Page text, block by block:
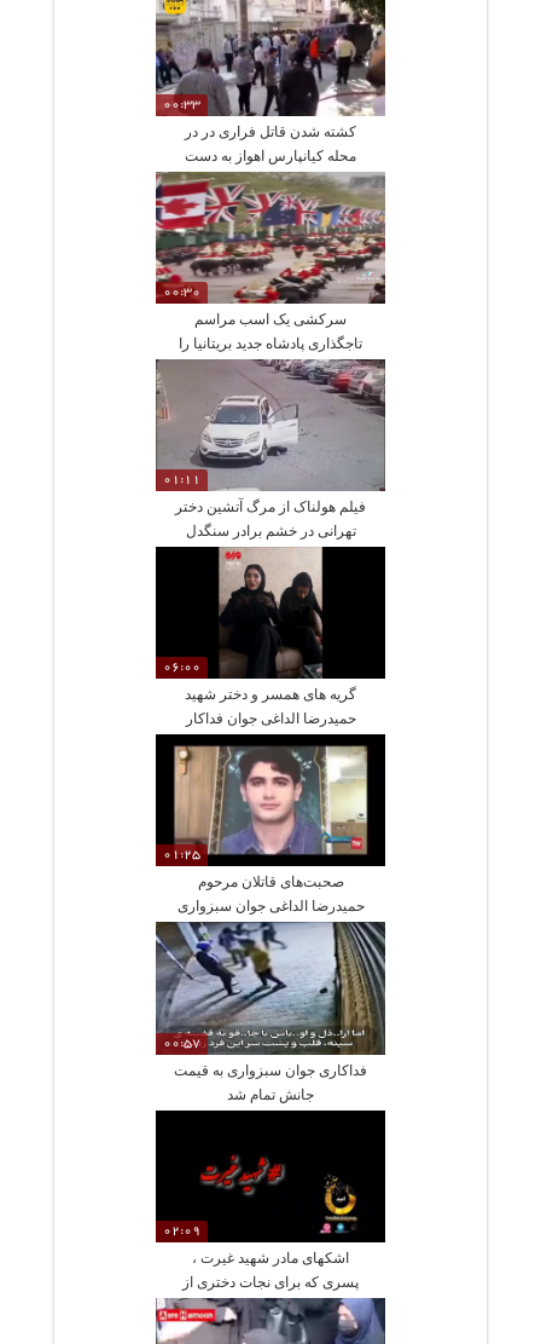
00:33
کشته شدن قاتل فراری در در
محله کیانپارس اهواز به دست
پلیس
00:30
سرکشی یک اسب مراسم
تاجگذاری پادشاه جدید بریتانیا را
بهم ریخت
01:11
فیلم هولناک از مرگ آتشین دختر
تهرانی در خشم برادر سنگدل
06:00
گریه های همسر و دختر شهید
حمیدرضا الداغی جوان فداکار
01:25
صحبت‌های قاتلان مرحوم
حمیدرضا الداغی جوان سبزواری
در مشهد
00:57
فداکاری جوان سبزواری به قیمت
جانش تمام شد
02:09
اشکهای مادر شهید غیرت ،
پسری که برای نجات دختری از
دست اراذل کشته شد